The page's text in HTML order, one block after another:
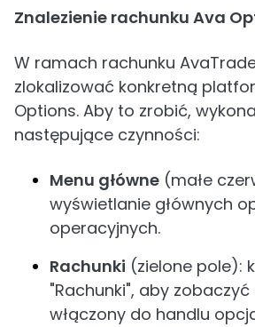
Znalezienie rachunku Ava
W ramach rachunku
zlokalizować konkretną
Options. Aby to zrobić,
następujące czynności:
Menu główne (małe
wyświetlanie głównych
operacyjnych.
Rachunki (zielone pole):
"Rachunki", aby
włączony do handlu